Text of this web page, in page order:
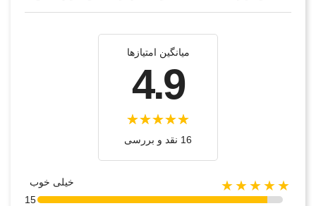
میانگین امتیازها
4.9
16 نقد و بررسی‌‌
★★★★★
خیلی خوب
15